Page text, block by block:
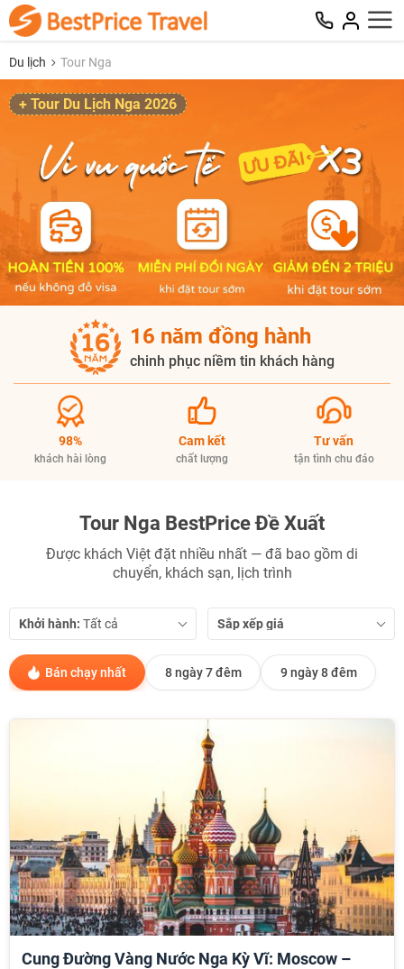
Du lịch Tour Nga
+ Tour Du Lịch Nga 2026
16 năm đồng hành
chinh phục niềm tin khách hàng
98%
khách hài lòng
Cam kết
chất lượng
Tư vấn
tận tình chu đáo
Tour Nga BestPrice Đề Xuất
Được khách Việt đặt nhiều nhất — đã bao gồm di
chuyển, khách sạn, lịch trình
Khởi hành: Sắp xếp giá
Bán chạy nhất 8 ngày 7 đêm 9 ngày 8 đêm
Cung Đường Vàng Nước Nga Kỳ Vĩ: Moscow –